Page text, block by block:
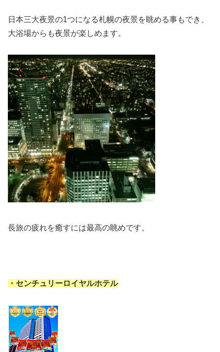
日本三大夜景の1つになる札幌の夜景を眺める事もでき、
大浴場からも夜景が楽しめます。
長旅の疲れを癒すには最高の眺めです。
・センチュリーロイヤルホテル